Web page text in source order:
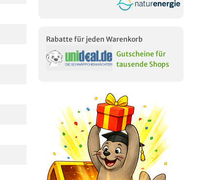
Rabatte für jeden Warenkorb
Gutscheine für
tausende Shops